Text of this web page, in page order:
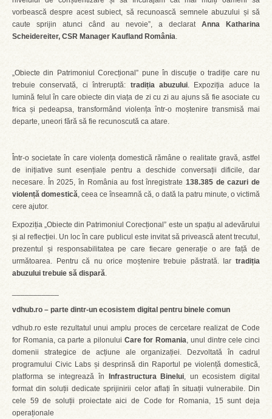
vorbească despre acest subiect, să recunoască semnele abuzului și să
caute sprijin atunci când au nevoie”, a declarat Anna Katharina
Scheidereiter, CSR Manager Kaufland România.
„Obiecte din Patrimoniul Corecțional” pune în discuție o tradiție care nu
trebuie conservată, ci întreruptă: tradiția abuzului. Expoziția aduce la
lumină felul în care obiecte din viața de zi cu zi au ajuns să fie asociate cu
frica și pedeapsa, transformând violența într-o moștenire transmisă mai
departe, uneori fără să fie recunoscută ca atare.
Într-o societate în care violența domestică rămâne o realitate gravă, astfel
de inițiative sunt esențiale pentru a deschide conversații dificile, dar
necesare. În 2025, în România au fost înregistrate138.385 de cazuri de
violență domestică, ceea ce înseamnă că, o dată la patru minute, o victimă
cere ajutor.
Expoziția „Obiecte din Patrimoniul Corecțional” este un spațiu al adevărului
și al reflecției. Un loc în care publicul este invitat să privească atent trecutul,
prezentul și responsabilitatea pe care fiecare generație o are față de
următoarea. Pentru că nu orice moștenire trebuie păstrată. Iar tradiția
abuzului trebuie să dispară.
vdhub.ro – parte dintr-un ecosistem digital pentru binele comun
vdhub.ro este rezultatul unui amplu proces de cercetare realizat de Code
for Romania, ca parte a pilonului Care for Romania, unul dintre cele cinci
domenii strategice de acțiune ale organizației. Dezvoltată în cadrul
programului Civic Labs și desprinsă din Raportul pe violență domestică,
platforma se integrează în
Infrastructura Binelui, un ecosistem digital
format din soluții dedicate sprijinirii celor aflați în situații vulnerabile. Din
cele 59 de soluții proiectate aici de Code for Romania, 15 sunt deja
operaționale